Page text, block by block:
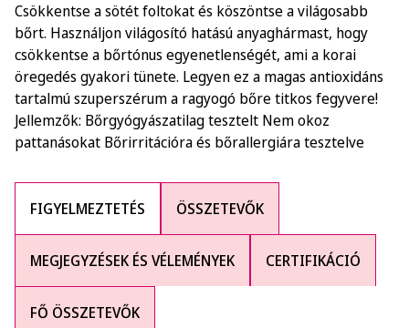
Csökkentse a sötét foltokat és köszöntse a világosabb
bőrt. Használjon világosító hatású anyaghármast, hogy
csökkentse a bőrtónus egyenetlenségét, ami a korai
öregedés gyakori tünete. Legyen ez a magas antioxidáns
tartalmú szuperszérum a ragyogó bőre titkos fegyvere!
Jellemzők: Bőrgyógyászatilag tesztelt Nem okoz
pattanásokat Bőrirritációra és bőrallergiára tesztelve
FIGYELMEZTETÉS ÖSSZETEVŐK
MEGJEGYZÉSEK ÉS VÉLEMÉNYEK CERTIFIKÁCIÓ
FŐ ÖSSZETEVŐK